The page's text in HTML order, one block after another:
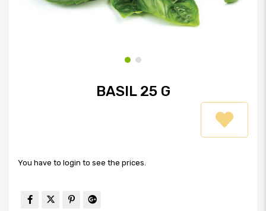
BASIL 25 G
You have to login to see the prices.